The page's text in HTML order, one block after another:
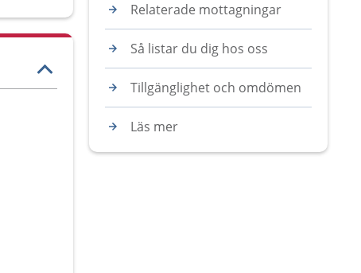
Relaterade mottagningar
Så listar du dig hos oss
Tillgänglighet och omdömen
Läs mer